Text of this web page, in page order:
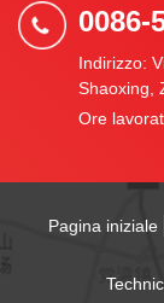
0086-
Indirizzo:
Shaoxing,
Ore
Pagina iniziale